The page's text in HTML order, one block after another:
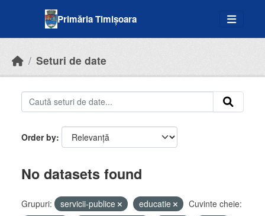
Primăria Timișoara
Seturi de date
Order by
No datasets found
Grupuri: servicii-publice educatie
Cuvinte cheie: